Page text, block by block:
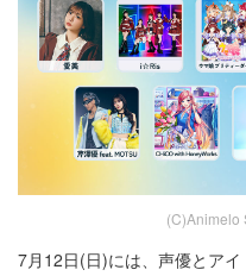
(C)Animelo
7月12日(日)には、声優とア